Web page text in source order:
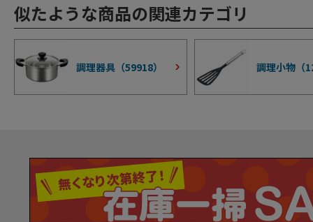
似たような商品の関連カテゴリ
調理器具（59918） 調理小物（